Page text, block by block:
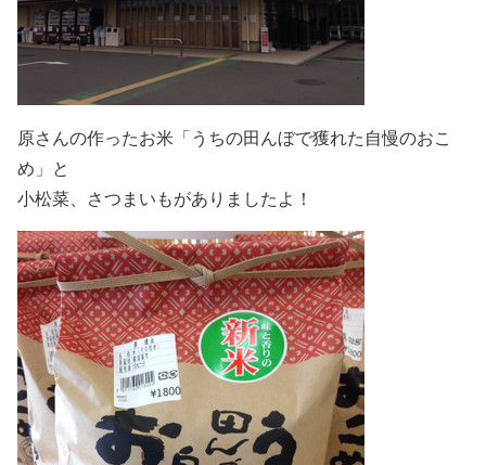
原さんの作ったお米「うちの田んぼで獲れた自慢のおこ
め」と
小松菜、さつまいもがありましたよ！